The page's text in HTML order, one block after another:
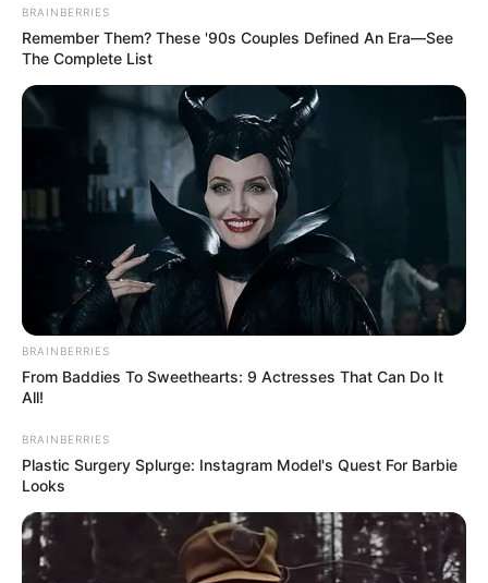
นำโชคเป็นอย่างมาก
…..ซึ่งนอกเหนือจากนี้แล้ว เหตุผลทางด้านภาวะเศรษฐกิจ
ที่กำลังไประสบปัญหาต่างๆในปัจจุบัน ทำให้คนทั่วไป สนใจ
และอยากได้มาไว้เป็นเครื่องยึดเหนี่ยวจิตใจ ให้ความรู้สึกว่า
ได้รับพลังบางอย่าง เพื่อเสริมความร่ำรวย สร้างความเชื่อ
มั่นให้กับตัวเอง และถึงว่าจะไม่ใช้วัตถุมงคลหรือพระ
BRAINBERRIES
Remember Them? These '90s Couples Defined An Era—See
The Complete List
BRAINBERRIES
From Baddies To Sweethearts: 9 Actresses That Can Do It
All!
BRAINBERRIES
Plastic Surgery Splurge: Instagram Model's Quest For Barbie
Looks